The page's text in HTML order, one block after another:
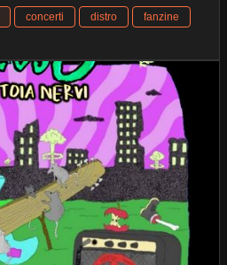
concerti distro
fanzine